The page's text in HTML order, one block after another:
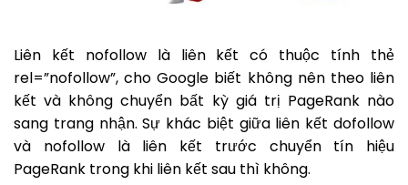
Liên kết nofollow là liên kết có thuộc tính thẻ
rel=”nofollow”, cho Google biết không nên theo liên
kết và không chuyển bất kỳ giá trị PageRank nào
sang trang nhận. Sự khác biệt giữa liên kết dofollow
và nofollow là liên kết trước chuyển tín hiệu
PageRank trong khi liên kết sau thì không.